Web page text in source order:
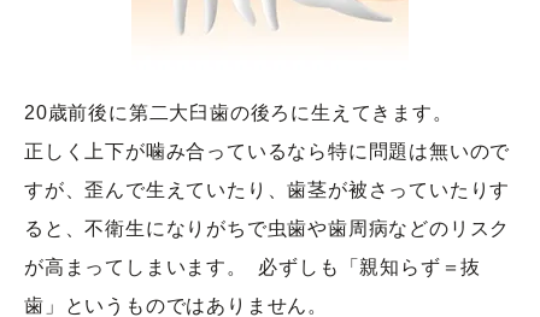
20歳前後に第二大臼歯の後ろに生えてきます。
正しく上下が噛み合っているなら特に問題は無いので
すが、歪んで生えていたり、歯茎が被さっていたりす
ると、不衛生になりがちで虫歯や歯周病などのリスク
が高まってしまいます。  必ずしも「親知らず＝抜
歯」というものではありません。